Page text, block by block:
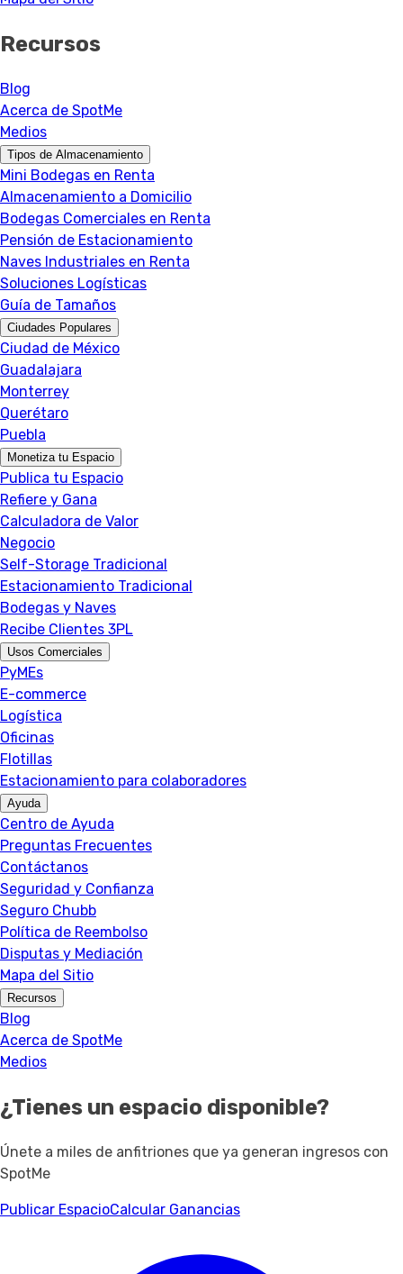
Recursos
Blog
Acerca de SpotMe
Medios
Tipos de Almacenamiento
Mini Bodegas en Renta
Almacenamiento a Domicilio
Bodegas Comerciales en Renta
Pensión de Estacionamiento
Naves Industriales en Renta
Soluciones Logísticas
Guía de Tamaños
Ciudades Populares
Ciudad de México
Guadalajara
Monterrey
Querétaro
Puebla
Monetiza tu Espacio
Publica tu Espacio
Refiere y Gana
Calculadora de Valor
Negocio
Self-Storage Tradicional
Estacionamiento Tradicional
Bodegas y Naves
Recibe Clientes 3PL
Usos Comerciales
PyMEs
E-commerce
Logística
Oficinas
Flotillas
Estacionamiento para colaboradores
Ayuda
Centro de Ayuda
Preguntas Frecuentes
Contáctanos
Seguridad y Confianza
Seguro Chubb
Política de Reembolso
Disputas y Mediación
Mapa del Sitio
Recursos
Blog
Acerca de SpotMe
Medios
¿Tienes un espacio disponible?
Únete a miles de anfitriones que ya generan ingresos con
SpotMe
Publicar EspacioCalcular Ganancias